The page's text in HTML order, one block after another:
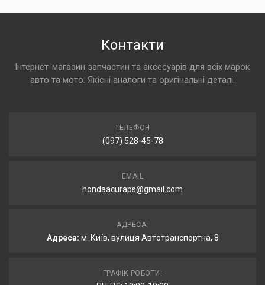
Контакти
Інтернет-магазин запчастин та аксесуарів для всіх марок
авто та мото. Якісні аналоги та оригінальні деталі.
ТЕЛЕФОН
(097) 528-45-78
EMAIL
hondaacuraps@gmail.com
АДРЕСА:
Адреса: м. Київ, вулиця Автотранспортна, 8
ГРАФІК РОБОТИ: